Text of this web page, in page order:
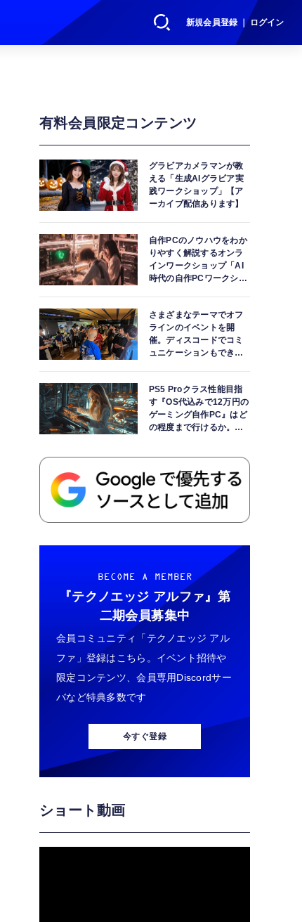
新規会員登録 ｜ ログイン
有料会員限定コンテンツ
グラビアカメラマンが教
える「生成AIグラビア実
践ワークショップ」【ア
ーカイブ配信あります】
自作PCのノウハウをわか
りやすく解説するオンラ
インワークショップ「AI
時代の自作PCワークショ
さまざまなテーマでオフ
ラインのイベントを開
催。ディスコードでコミ
ュニケーションもできま
PS5 Proクラス性能目指
す『OS代込みで12万円の
ゲーミング自作PC』はど
の程度まで行けるか。
BECOME A MEMBER
『テクノエッジ アルファ』 第
二期会員募集中
会員コミュニティ「テクノエッジ アル
ファ」登録はこちら。イベント招待や
限定コンテンツ、会員専用Discordサー
バなど特典多数です
今すぐ登録
ショート動画